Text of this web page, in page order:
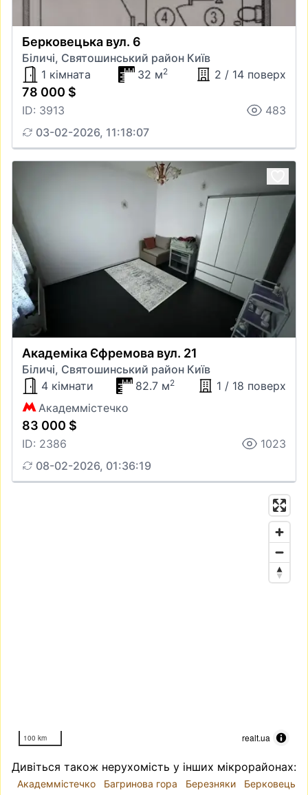
Берковецька вул. 6
Біличі, Святошинський район Київ
1 кімната
32 м2 2 / 14 поверх
78 000 $
ID: 3913
483
03-02-2026, 11:18:07
Академіка Єфремова вул. 21
Біличі, Святошинський район Київ
4 кімнати
82.7 м2
1 / 18 поверх
Академмістечко
83 000 $
ID: 2386
1023
08-02-2026, 01:36:19
100 km realt.ua
Дивіться також нерухомість у інших мікрорайонах:
Академмістечко Багринова гора Березняки
Берковець